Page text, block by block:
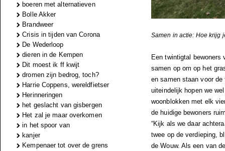
boeren met alternatieven
Bolle Akker
Brandweer
Crisis in tijden van Corona
De Wederloop
dieren in de Kempen
Dit moest ik ff kwijt
dromen zijn bedrog, toch?
Harrie Coppens, wereldfietser
Herinneringen
het geslacht van gisbergen
Het zal je maar overkomen
in het spoor van
kanjer
Kempenaer tot over de grens
Samen in actie: Hoe krijg
Een twintigtal bewoners
samen op om op het
en samen staan voor
uiteindelijk hopen we
woonblokken met elk
de huidige bewoners
“Kijk als we daar
twee op de verdieping,
de Wouw. Als een van